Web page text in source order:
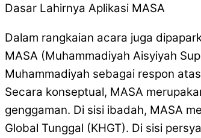
Dasar Lahirnya Aplikasi MASA
Dalam rangkaian acara juga
MASA (Muhammadiyah Aisyiyah
Muhammadiyah sebagai respon
Secara konseptual, MASA
genggaman. Di sisi ibadah, MASA
Global Tunggal (KHGT). Di sisi